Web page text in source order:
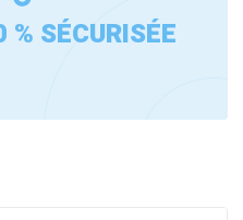
SÉCURISÉE